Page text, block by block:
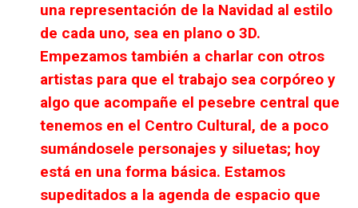
una representación de la Navidad al estilo
de cada uno, sea en plano o 3D.
Empezamos también a charlar con otros
artistas para que el trabajo sea corpóreo y
algo que acompañe el pesebre central que
tenemos en el Centro Cultural, de a poco
sumándosele personajes y siluetas; hoy
está en una forma básica. Estamos
supeditados a la agenda de espacio que